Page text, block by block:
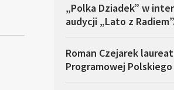
„Polka Dziadek” w
audycji „Lato z
Roman Czejarek
Programowej Polskiego